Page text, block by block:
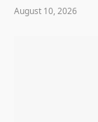
August 10, 2026